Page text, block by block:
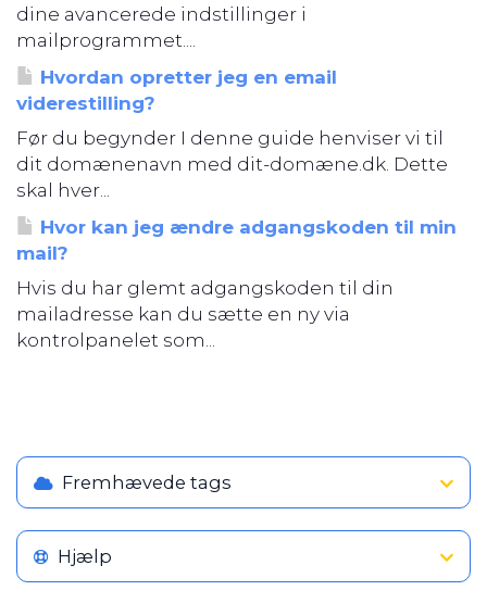
dine avancerede indstillinger i
mailprogrammet....
Hvordan opretter jeg en email
viderestilling?
Før du begynder I denne guide henviser vi til
dit domænenavn med dit-domæne.dk. Dette
skal hver...
Hvor kan jeg ændre adgangskoden til min
mail?
Hvis du har glemt adgangskoden til din
mailadresse kan du sætte en ny via
kontrolpanelet som...
Fremhævede tags
Hjælp